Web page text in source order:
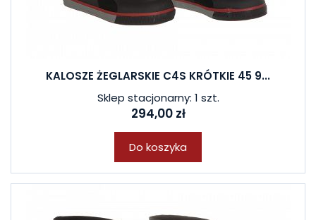
KALOSZE ŻEGLARSKIE C4S KRÓTKIE 45 9...
Sklep stacjonarny: 1 szt.
294,00 zł
Do koszyka